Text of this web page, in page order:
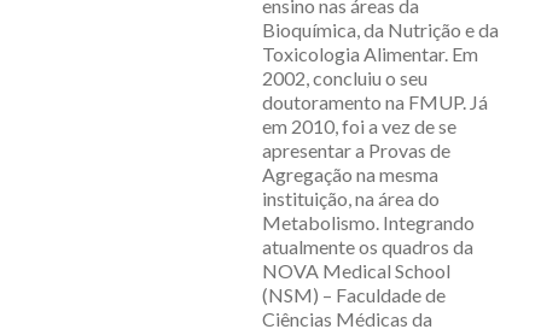
ensino nas áreas da
Bioquímica, da Nutrição e da
Toxicologia Alimentar. Em
2002, concluiu o seu
doutoramento na FMUP. Já
em 2010, foi a vez de se
apresentar a Provas de
Agregação na mesma
instituição, na área do
Metabolismo. Integrando
atualmente os quadros da
NOVA Medical School
(NSM) – Faculdade de
Ciências Médicas da